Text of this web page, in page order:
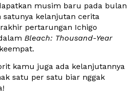
musim baru pada bulan
satunya kelanjutan cerita
pertarungan Ichigo
Bleach: Thousand-Year
kamu juga ada kelanjutannya
satu per satu biar nggak